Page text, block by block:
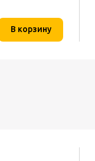
В корзину